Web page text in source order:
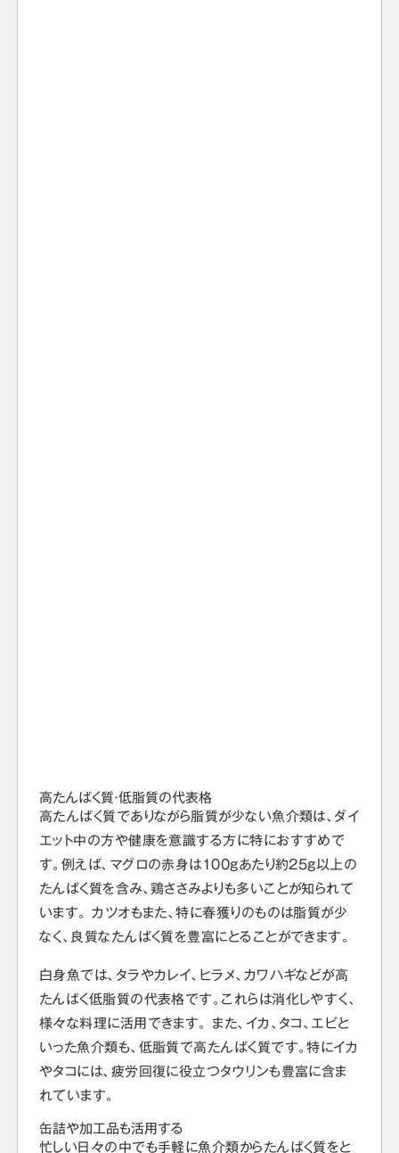
高たんぱく質・低脂質の代表格
高たんぱく質でありながら脂質が少ない魚介類は、ダイ
エット中の方や健康を意識する方に特におすすめで
す。例えば、マグロの赤身は100gあたり約25g以上の
たんぱく質を含み、鶏ささみよりも多いことが知られて
います。 カツオもまた、特に春獲りのものは脂質が少
なく、良質なたんぱく質を豊富にとることができます。
白身魚では、タラやカレイ、ヒラメ、カワハギなどが高
たんぱく低脂質の代表格です。これらは消化しやすく、
様々な料理に活用できます。 また、イカ、タコ、エビと
いった魚介類も、低脂質で高たんぱく質です。特にイカ
やタコには、疲労回復に役立つタウリンも豊富に含ま
れています。
缶詰や加工品も活用する
忙しい日々の中でも手軽に魚介類からたんぱく質をと